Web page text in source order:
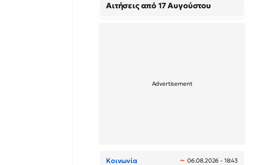
Αιτήσεις από 17 Αυγούστου
Κοινωνία 06.08.2026 - 18:43